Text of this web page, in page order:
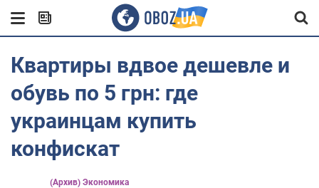
Квартиры вдвое дешевле и
обувь по 5 грн: где
украинцам купить
конфискат
(Архив) Экономика